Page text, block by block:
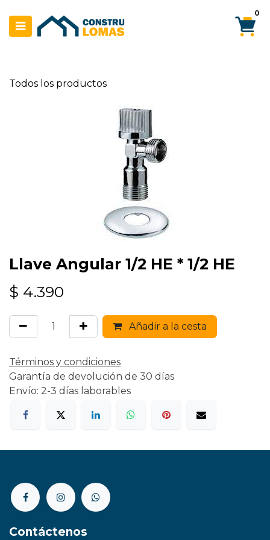
0
Todos los productos
Llave Angular 1/2 HE * 1/2 HE
$ 4.390
Añadir a la cesta
Términos y condiciones
Garantía de devolución de 30 días
Envío: 2-3 días laborables
Contáctenos